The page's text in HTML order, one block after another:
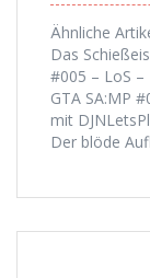
Ähnliche
Das
#005 – LoS –
GTA SA:MP
mit
Der blöde